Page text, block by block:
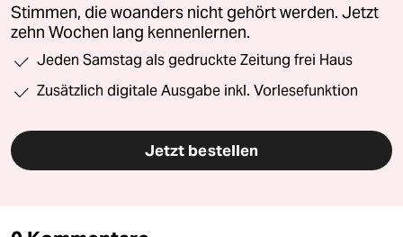
Stimmen, die woanders nicht gehört werden. Jetzt
zehn Wochen lang kennenlernen.
Jeden Samstag als gedruckte Zeitung frei Haus
Zusätzlich digitale Ausgabe inkl. Vorlesefunktion
Jetzt bestellen